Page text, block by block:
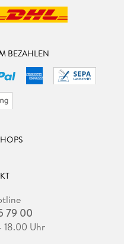
BEZAHLEN
79 00
18.00 Uhr